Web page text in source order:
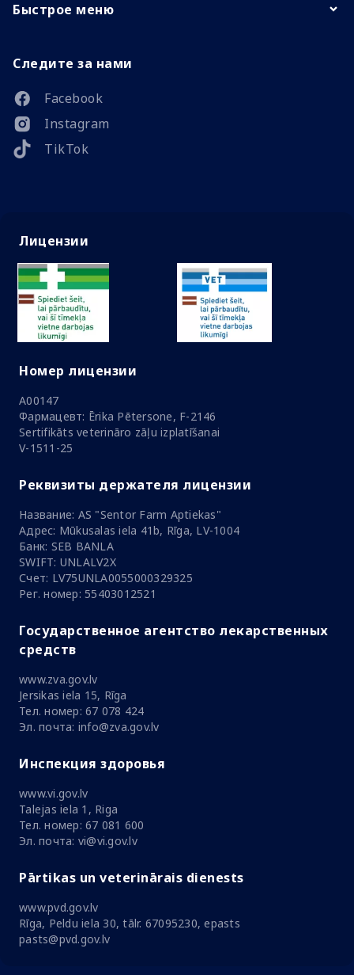
Быстрое меню
Следите за нами
Facebook
Instagram
TikTok
Лицензии
Номер лицензии
A00147
Фармацевт: Ērika Pētersone, F-2146
Sertifikāts veterināro zāļu izplatīšanai
V-1511-25
Реквизиты держателя лицензии
Название: AS "Sentor Farm Aptiekas"
Адрес: Mūkusalas iela 41b, Rīga, LV-1004
Банк: SEB BANLA
SWIFT: UNLALV2X
Счет: LV75UNLA0055000329325
Рег. номер: 55403012521
Государственное агентство лекарственных
средств
www.zva.gov.lv
Jersikas iela 15, Rīga
Тел. номер: 67 078 424
Эл. почта: info@zva.gov.lv
Инспекция здоровья
www.vi.gov.lv
Talejas iela 1, Riga
Тел. номер: 67 081 600
Эл. почта: vi@vi.gov.lv
Pārtikas un veterinārais dienests
www.pvd.gov.lv
Rīga, Peldu iela 30, tālr. 67095230, epasts
pasts@pvd.gov.lv